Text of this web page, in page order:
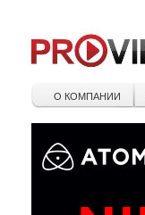
О КОМПАНИИ